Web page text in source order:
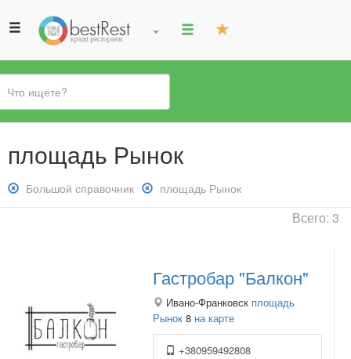
Вы
здесь
площадь Рынок
Снять
фильтр:
Большой справочник
Снять
фильтр:
площадь Рынок
Всего: 3
Гастробар "Балкон"
Ивано-Франковск площадь
Рынок 8 на карте
+380959492808